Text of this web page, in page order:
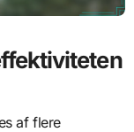
af flere